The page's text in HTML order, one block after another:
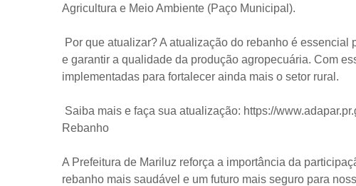
Agricultura e Meio Ambiente (Paço Municipal).
Por que atualizar? A atualização do rebanho é
e garantir a qualidade da produção agropecuária. Com
implementadas para fortalecer ainda mais o setor rural.
Saiba mais e faça sua atualização: https://
Rebanho
A Prefeitura de Mariluz reforça a importância da
rebanho mais saudável e um futuro mais seguro para